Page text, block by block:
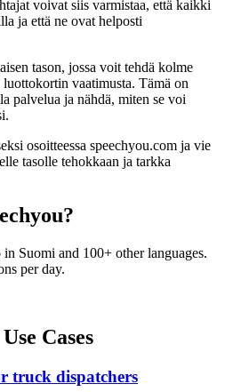
voivat siis varmistaa, että kaikki
ja että ne ovat helposti
tason, jossa voit tehdä kolme
vaatimusta. Tämä on
palvelua ja nähdä, miten se voi
osoitteessa speechyou.com ja vie
tasolle tehokkaan ja tarkka
in Suomi and 100+ other languages.
per day.
Use Cases
truck dispatchers